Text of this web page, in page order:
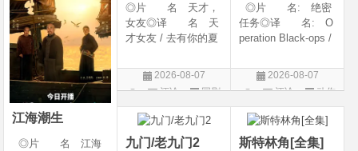
江海潮生
◎片 名 江海
◎片 名 天才，
女友◎译 名 天
才女友 / 去有你的夏
年 代 2026◎
产 地 中国大陆
爱情◎语 言 汉
语普通话◎上映日期
2026-08-07
评论
国剧
◎片 名: 绝密
任务◎译 名: O
peration Black-ops /
&amp;middot;绝密任
务◎年 代: 202
大陆◎类 别:
动作 / 战争 / 犯
2026-08-07
评论
动作
片
九门/老九门2 斯特林角[全集]